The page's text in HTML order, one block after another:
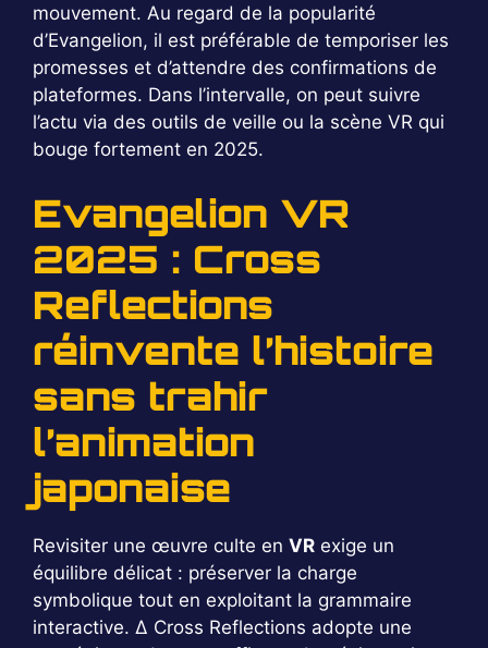
mouvement. Au regard de la popularité
d’Evangelion, il est préférable de temporiser les
promesses et d’attendre des confirmations de
plateformes. Dans l’intervalle, on peut suivre
l’actu via des outils de veille ou la scène VR qui
bouge fortement en 2025.
Evangelion VR
2025 : Cross
Reflections
réinvente l’histoire
sans trahir
l’animation
japonaise
Revisiter une œuvre culte en VR exige un
équilibre délicat : préserver la charge
symbolique tout en exploitant la grammaire
interactive. Δ Cross Reflections adopte une